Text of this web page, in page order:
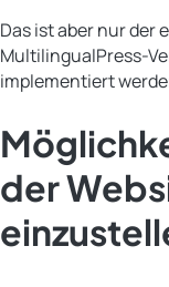
Das ist aber nur der
MultilingualPress-
implementiert
der